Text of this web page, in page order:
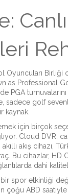
Oyuncuları Birliği
as Professional
PGA
sadece golf
kaynak.
için birçok
Cloud DVR
akıllı akış cihazı
. Bu cihazlar,
dahi
spor etkinliği
çoğu ABD